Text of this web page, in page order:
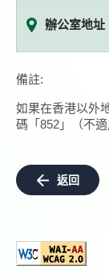
辦公室地址
備註:
如果在香港以外
碼「852」（不
返回